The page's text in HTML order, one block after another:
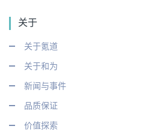
关于
关于氪道
关于和为
新闻与事件
品质保证
价值探索